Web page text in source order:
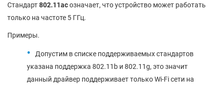
Стандарт802.11acозначает, что устройство может работать
только на частоте 5 ГГц.
Примеры.
Допустим в списке поддерживаемых стандартов
указана поддержка 802.11b и 802.11g, это значит
данный драйвер поддерживает только Wi-Fi сети на